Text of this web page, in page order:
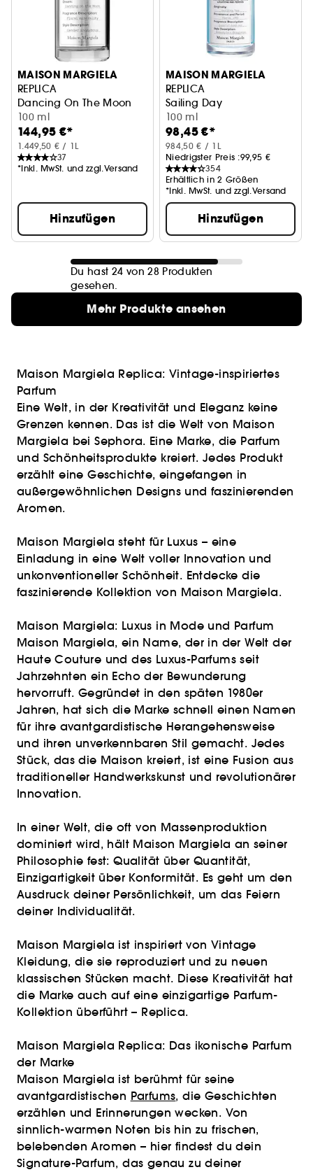
MAISON MARGIELA
REPLICA
Dancing On The Moon
100 ml
144,95 €*
1.449,50 € / 1L
37
*Inkl. MwSt. und zzgl.Versand
Hinzufügen
MAISON MARGIELA
REPLICA
Sailing Day
100 ml
98,45 €*
984,50 € / 1L
Niedrigster Preis :99,95 €
354
Erhältlich in 2 Größen
*Inkl. MwSt. und zzgl.Versand
Hinzufügen
Du hast 24 von 28 Produkten
gesehen.
Mehr Produkte ansehen
Maison Margiela Replica: Vintage-inspiriertes
Parfum
Eine Welt, in der Kreativität und Eleganz keine
Grenzen kennen. Das ist die Welt von Maison
Margiela bei Sephora. Eine Marke, die Parfum
und Schönheitsprodukte kreiert. Jedes Produkt
erzählt eine Geschichte, eingefangen in
außergewöhnlichen Designs und faszinierenden
Aromen.
Maison Margiela steht für Luxus – eine
Einladung in eine Welt voller Innovation und
unkonventioneller Schönheit. Entdecke die
faszinierende Kollektion von Maison Margiela.
Maison Margiela: Luxus in Mode und Parfum
Maison Margiela, ein Name, der in der Welt der
Haute Couture und des Luxus-Parfums seit
Jahrzehnten ein Echo der Bewunderung
hervorruft. Gegründet in den späten 1980er
Jahren, hat sich die Marke schnell einen Namen
für ihre avantgardistische Herangehensweise
und ihren unverkennbaren Stil gemacht. Jedes
Stück, das die Maison kreiert, ist eine Fusion aus
traditioneller Handwerkskunst und revolutionärer
Innovation.
In einer Welt, die oft von Massenproduktion
dominiert wird, hält Maison Margiela an seiner
Philosophie fest: Qualität über Quantität,
Einzigartigkeit über Konformität. Es geht um den
Ausdruck deiner Persönlichkeit, um das Feiern
deiner Individualität.
Maison Margiela ist inspiriert von Vintage
Kleidung, die sie reproduziert und zu neuen
klassischen Stücken macht. Diese Kreativität hat
die Marke auch auf eine einzigartige Parfum-
Kollektion überführt – Replica.
Maison Margiela Replica: Das ikonische Parfum
der Marke
Maison Margiela ist berühmt für seine
avantgardistischen Parfums, die Geschichten
erzählen und Erinnerungen wecken. Von
sinnlich-warmen Noten bis hin zu frischen,
belebenden Aromen – hier findest du dein
Signature-Parfum, das genau zu deiner